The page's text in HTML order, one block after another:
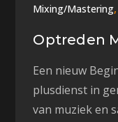
Mixing/Mastering,
Optreden
Een nieuw
plusdienst in
van muziek en